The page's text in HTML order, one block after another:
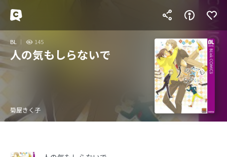
BL 145
人の気もしらないで
菊屋きく子